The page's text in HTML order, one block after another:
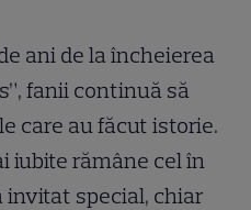
ani de la încheierea
fanii continuă să
care au făcut istorie.
iubite rămâne cel în
invitat special, chiar